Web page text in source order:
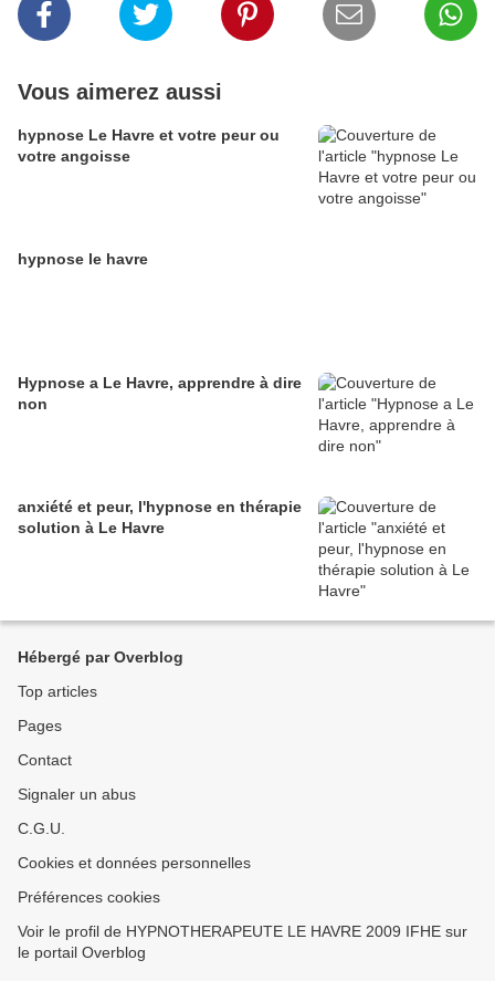
Vous aimerez aussi
hypnose Le Havre et votre peur ou
votre angoisse
hypnose le havre
Hypnose a Le Havre, apprendre à dire
non
anxiété et peur, l'hypnose en thérapie
solution à Le Havre
Hébergé par Overblog
Top articles
Pages
Contact
Signaler un abus
C.G.U.
Cookies et données personnelles
Préférences cookies
Voir le profil de HYPNOTHERAPEUTE LE HAVRE 2009 IFHE sur
le portail Overblog